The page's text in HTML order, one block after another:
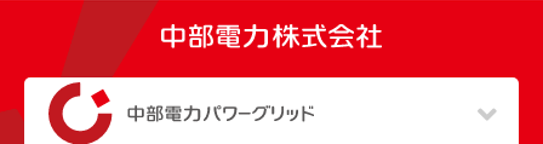
（新しいウィンドウを開きます）